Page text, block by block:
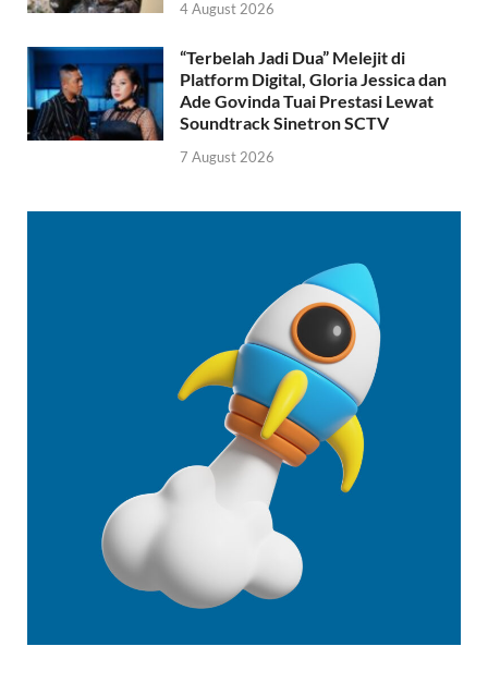
4 August 2026
“Terbelah Jadi Dua” Melejit di
Platform Digital, Gloria Jessica dan
Ade Govinda Tuai Prestasi Lewat
Soundtrack Sinetron SCTV
7 August 2026